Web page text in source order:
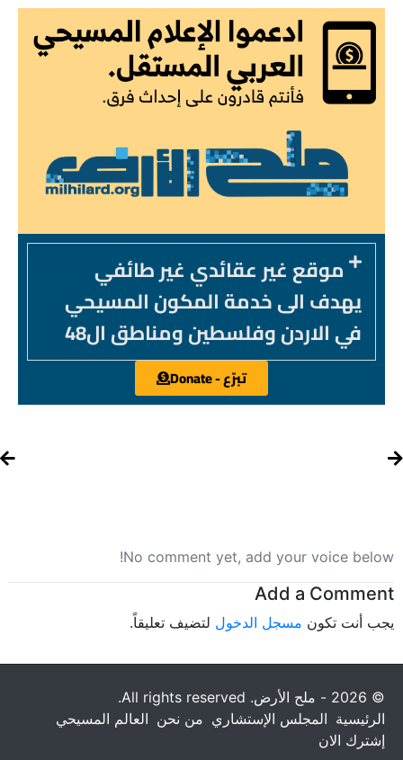
موقع غير عقائدي غير طائفي
يهدف الى خدمة المكون المسيحي
في الاردن وفلسطين ومناطق ال48
تبرّع - Donate
No comment yet, add your voice below!
Add a Comment
يجب أنت تكون مسجل الدخول لتضيف تعليقاً.
© 2026 - ملح الأرض. All rights reserved.
الرئيسية المجلس الإستشاري من نحن العالم المسيحي
إشترك الان